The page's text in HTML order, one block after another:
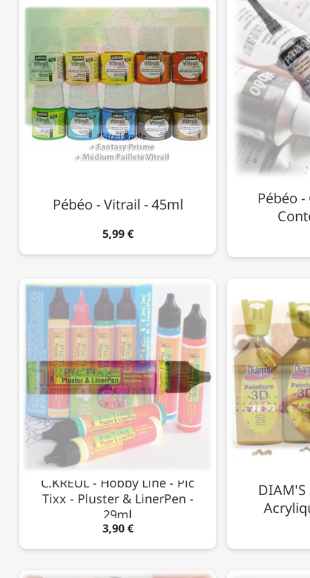
Pébéo - Vitrail - 45ml
5,99 €
Pébéo
C.KREUL - Hobby Line - Pic
Tixx - Pluster & LinerPen -
29ml
3,90 €